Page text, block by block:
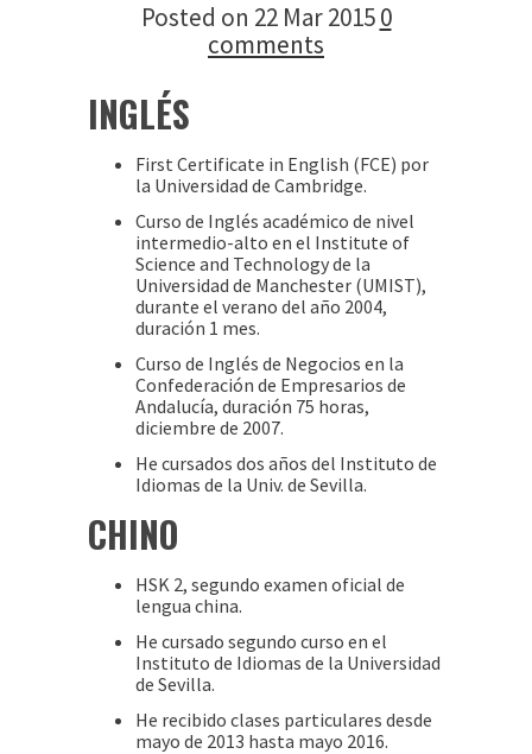
Posted on 22 Mar 20150
comments
INGLÉS
First Certificate in English (FCE) por
la Universidad de Cambridge.
Curso de Inglés académico de nivel
intermedio-alto en el Institute of
Science and Technology de la
Universidad de Manchester (UMIST),
durante el verano del año 2004,
duración 1 mes.
Curso de Inglés de Negocios en la
Confederación de Empresarios de
Andalucía, duración 75 horas,
diciembre de 2007.
He cursados dos años del Instituto de
Idiomas de la Univ. de Sevilla.
CHINO
HSK 2, segundo examen oficial de
lengua china.
He cursado segundo curso en el
Instituto de Idiomas de la Universidad
de Sevilla.
He recibido clases particulares desde
mayo de 2013 hasta mayo 2016.